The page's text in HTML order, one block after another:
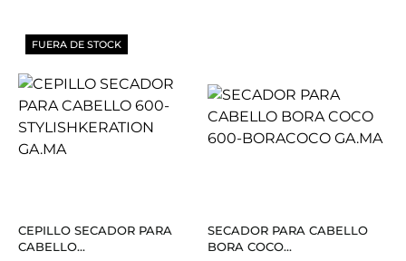
CEPILLO SECADOR PARA
CABELLO...
FUERA DE STOCK
SECADOR PARA CABELLO
BORA COCO...